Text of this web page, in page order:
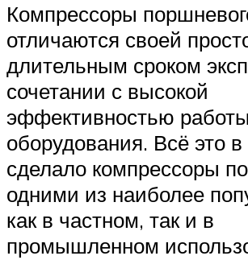
Компрессоры
отличаются своей
длительным сроком
сочетании с высокой
эффективностью работы
оборудования. Всё это
сделало компрессоры
одними из наиболее
как в частном, так и в
промышленном